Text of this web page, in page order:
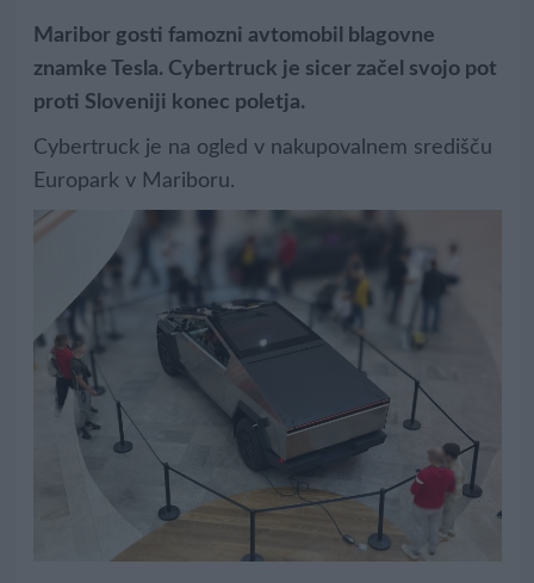
Maribor gosti famozni avtomobil blagovne
znamke Tesla. Cybertruck je sicer začel svojo pot
proti Sloveniji konec poletja.
Cybertruck je na ogled v nakupovalnem središču
Europark v Mariboru.